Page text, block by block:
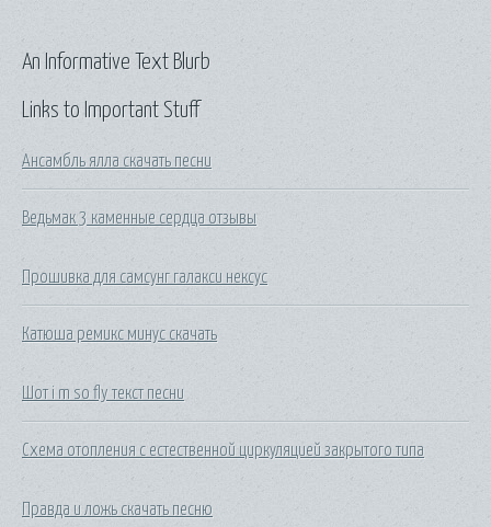
Links to Important Stuff
Ансамбль ялла скачать песни
Ведьмак 3 каменные сердца отзывы
Прошивка для самсунг галакси нексус
Катюша ремикс минус скачать
Шот i m so fly текст песни
Схема отопления с естественной циркуляцией закрытого типа
Правда и ложь скачать песню
An Informative Text Blurb